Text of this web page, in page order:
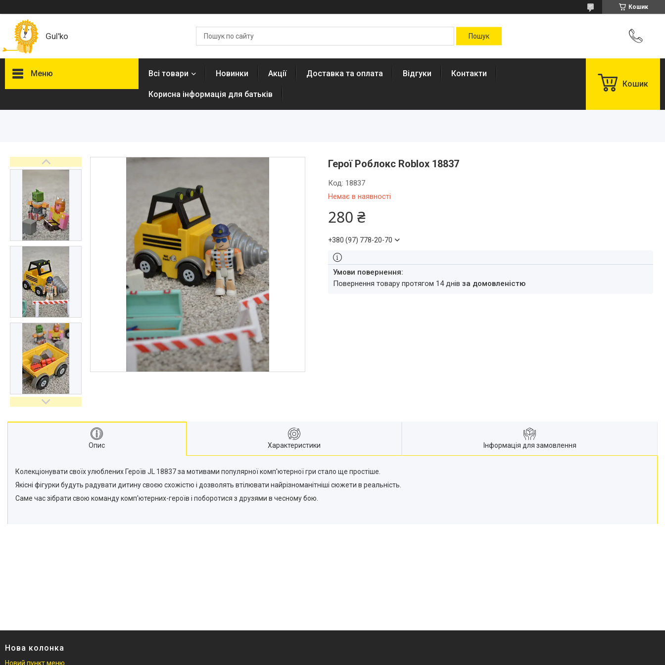
Кошик
Gul'ko
Меню
ТОП товарів Пакунок Малюка
до року (7000 грн)
Автокрісла
Дитячі візочки
Меблі дитячі
Дитячий транспорт
Засоби особистої гігієни
Дитяче харчування
Одяг дитячий
Переноски для дітей
Дитяча безпека
Басейни каркасні
Валізи дитячі
Надувна продукція для дітей
Корисна інформація для
батьків
Всі товари Новинки Акції Доставка та оплата Відгуки Контакти
Корисна інформація для батьків
Кошик
Герої Роблокс Roblox 18837
Немає в наявності
Код: 18837
280 ₴
+380 (97) 778-20-70
повернення товару протягом 14 днів за домовленістю
Опис Характеристики Інформація для замовлення
Колекціонувати своїх улюблених Героїв JL 18837 за мотивами популярної комп'ютерної гри стало ще простіше.
Якісні фігурки будуть радувати дитину своєю схожістю і дозволять втілювати найрізноманітніші сюжети в реальність.
Саме час зібрати свою команду комп'ютерних-героїв і поборотися з друзями в чесному бою.
Нова колонка
Новий пункт меню